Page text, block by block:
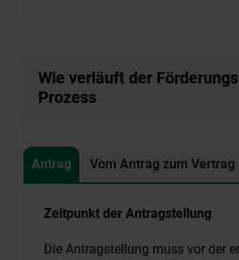
Wie verläuft der
Prozess
Antrag Vom Antrag zum Vertrag
Zeitpunkt der Antragstellung
Die Antragstellung muss vor der